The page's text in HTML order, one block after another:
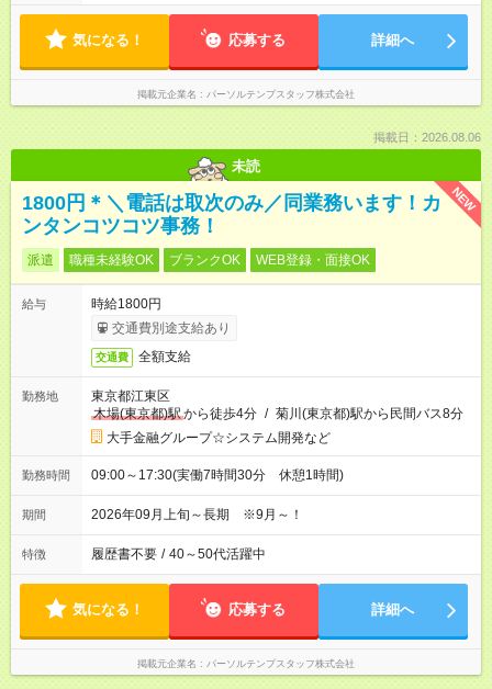
気になる！ 応募する 詳細へ
掲載元企業名 パーソルテンプスタッフ株式会社
掲載日：2026.08.06
未読
NEW
1800円＊＼電話は取次のみ／同業務います！カ
ンタンコツコツ事務！
派遣 職種未経験OK ブランクOK WEB登録・面接OK
給与
時給1800円
交通費別途支給あり
交通費 全額支給
勤務地
東京都江東区
木場(東京都)駅から徒歩4分 / 菊川(東京都)駅から民間バス8分
大手金融グループ☆システム開発など
勤務時間 09:00～17:30(実働7時間30分 休憩1時間)
期間 2026年09月上旬～長期 ※9月～！
特徴 履歴書不要 / 40～50代活躍中
気になる！ 応募する 詳細へ
掲載元企業名 パーソルテンプスタッフ株式会社